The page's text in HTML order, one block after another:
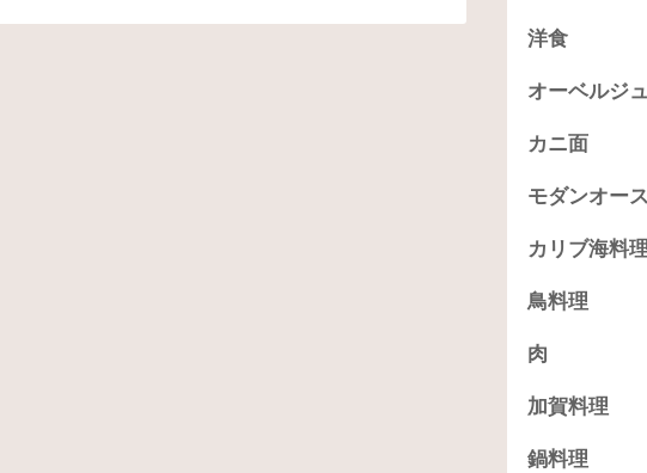
洋食
オーベルジュ
カニ面
モダンオー
カリブ海料理
鳥料理
肉
加賀料理
鍋料理